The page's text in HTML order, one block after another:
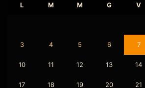
L M M G V
3 4 5 6 7
10 11 12 13 14
17 18 19 20 21